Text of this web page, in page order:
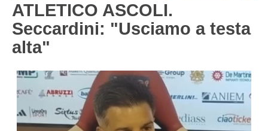
ATLETICO ASCOLI.
Seccardini: "Usciamo a testa
alta"